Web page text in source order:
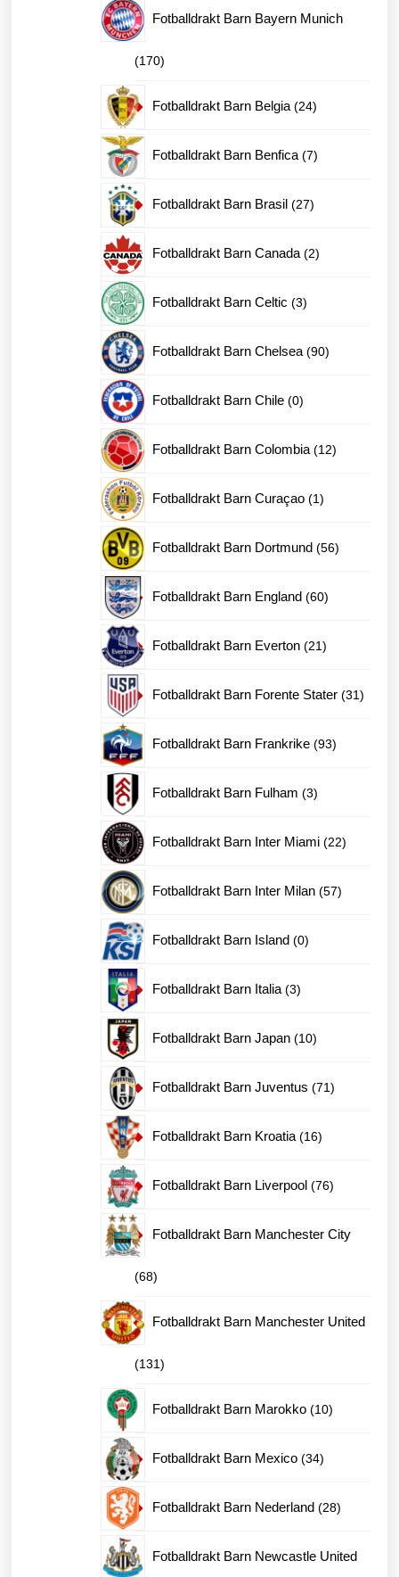
Fotballdrakt Barn Bayern Munich
170170
produkter
Fotballdrakt Barn Belgia 2424
Fotballdrakt Barn Benfica 77
Fotballdrakt Barn Brasil 2727
Fotballdrakt Barn Canada 22
Fotballdrakt Barn Celtic 33
Fotballdrakt Barn Chelsea 9090
Fotballdrakt Barn Chile 00
Fotballdrakt Barn Colombia 1212
Fotballdrakt Barn Curaçao 11
Fotballdrakt Barn Dortmund 5656
Fotballdrakt Barn England 6060
Fotballdrakt Barn Everton 2121
Fotballdrakt Barn Forente Stater 3131
Fotballdrakt Barn Frankrike 9393
Fotballdrakt Barn Fulham 33
Fotballdrakt Barn Inter Miami 2222
Fotballdrakt Barn Inter Milan 5757
Fotballdrakt Barn Island 00
Fotballdrakt Barn Italia 33
Fotballdrakt Barn Japan 1010
Fotballdrakt Barn Juventus 7171
Fotballdrakt Barn Kroatia 1616
Fotballdrakt Barn Liverpool 7676
Fotballdrakt Barn Manchester City
6868
produkter
Fotballdrakt Barn Manchester United
131131
produkter
Fotballdrakt Barn Marokko 1010
Fotballdrakt Barn Mexico 3434
Fotballdrakt Barn Nederland 2828
Fotballdrakt Barn Newcastle United